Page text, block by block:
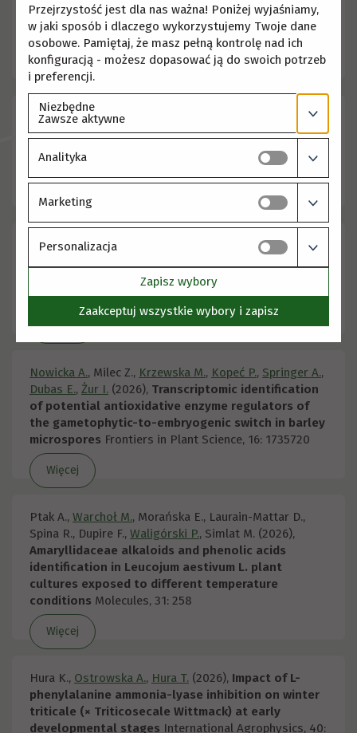
same genotype of spring triticale exhibit different
response to drought and early rehydration Plant
and Soil
Więcej
Ostrowska A., Kováč J., Ďurkovič J., Hesse L. (2026),
Editorial: Advanced imaging in plants: exploring
development and function
Frontiers in Plant Science,
17: 1784311
Więcej
Pilarska M.(2026),
salinity acclimation puzzle in Mesembryanthemum
crystallinum Frontiers in Plant Science, 17: 1753517
Więcej
Nowicka A., Milec Z., Krzewska M., Kopeć P., Springer A.,
Dubas E., Żur I. (2026), Transcriptomic identification
of potential antioxidative enzyme regulators of
the gametophytic-to-embryogenic switch in barley
microspores Frontiers in Plant Science, 16: 1735720
Więcej
Ptak A., Warchoł M., Morańska E., Laurain-Mattar D.,
Spina R., Dupire F., Waligórski P., Simlat M. (2026),
Amaryllidaceae alkaloids and phenolic acids
identification in Leucojum aestivum L. plant
cultures exposed to different temperature
conditions Molecules, 31: 258
Więcej
Hura K., Ostrowska A., Hura T. (2026), Impact of L-
phenylalanine ammonia-lyase inhibition on winter
triticale (× Triticosecale Wittmack) at early
developmental stages International Agrophysics, 40:
Przejrzystość jest dla nas ważna! Poniżej wyjaśniamy,
w jaki sposób i dlaczego wykorzystujemy Twoje dane
osobowe. Pamiętaj, że masz pełną kontrolę nad ich
konfiguracją - możesz dopasować ją do swoich potrzeb
i preferencji.
Niezbędne
Zawsze aktywne
Analityka
Marketing
Personalizacja
Zapisz wybory
Zaakceptuj wszystkie wybory i zapisz